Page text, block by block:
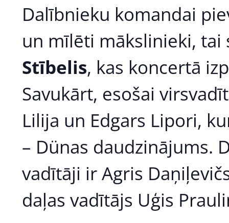
Dalībnieku komandai
un mīlēti mākslinieki,
Stībelis, kas koncertā
Savukārt, esošai
Lilija un Edgars Lipori,
– Dünas daudzinājums.
vadītāji ir Agris
daļas vadītājs Uģis